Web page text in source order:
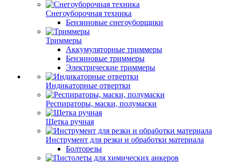
Снегоуборочная техника
Бензиновые снегоуборщики
Триммеры
Аккумуляторные триммеры
Бензиновые триммеры
Электрические триммеры
Индикаторные отвертки
Респираторы, маски, полумаски
Щетка ручная
Инструмент для резки и обработки материала
Болторезы